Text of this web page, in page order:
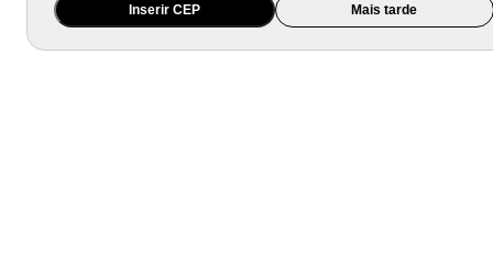
Inserir CEP Mais tarde